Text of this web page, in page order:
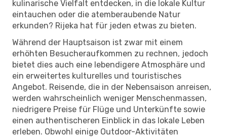
kulinarische Vielfalt entdecken, in die lokale Kultur
eintauchen oder die atemberaubende Natur
erkunden? Rijeka hat für jeden etwas zu bieten.
Während der Hauptsaison ist zwar mit einem
erhöhten Besucheraufkommen zu rechnen, jedoch
bietet dies auch eine lebendigere Atmosphäre und
ein erweitertes kulturelles und touristisches
Angebot. Reisende, die in der Nebensaison anreisen,
werden wahrscheinlich weniger Menschenmassen,
niedrigere Preise für Flüge und Unterkünfte sowie
einen authentischeren Einblick in das lokale Leben
erleben. Obwohl einige Outdoor-Aktivitäten